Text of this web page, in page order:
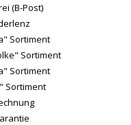
(B-Post)
Sortiment
Sortiment
Sortiment
Sortiment